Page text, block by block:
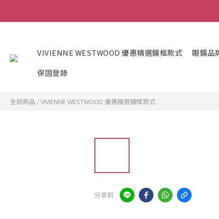
VIVIENNE WESTWOOD 優惠精選鏡框款式
眼鏡品
保固登錄
全部商品 /VIVIENNE WESTWOOD 優惠精選鏡框款式
分享到